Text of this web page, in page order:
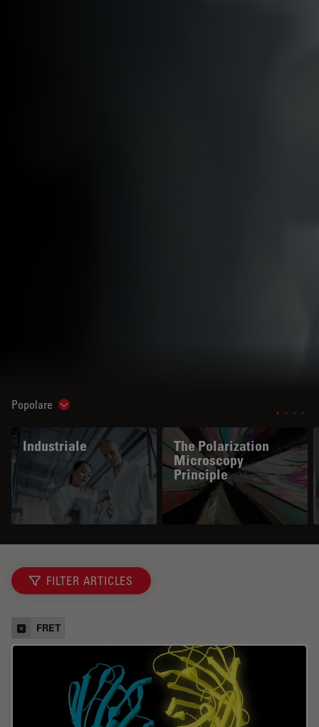
Popolare Show subnavigation
Industriale
The Polarization
Microscopy
Principle
FILTER ARTICLES
FRET